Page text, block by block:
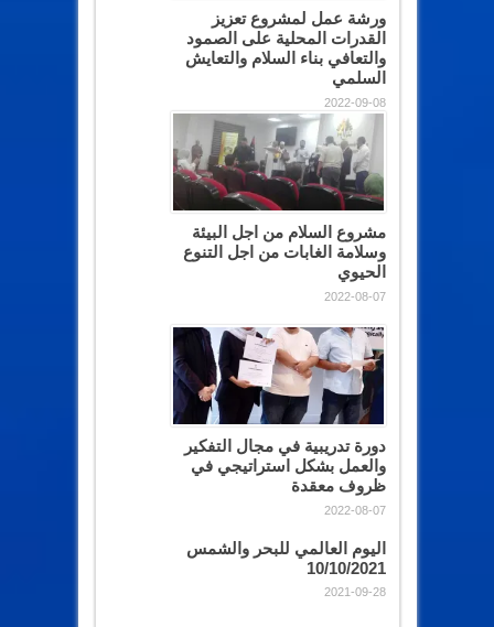
ورشة عمل لمشروع تعزيز
القدرات المحلية على الصمود
والتعافي بناء السلام والتعايش
السلمي
2022-09-08
مشروع السلام من اجل البيئة
وسلامة الغابات من اجل التنوع
الحيوي
2022-08-07
دورة تدريبية في مجال التفكير
والعمل بشكل استراتيجي في
ظروف معقدة
2022-08-07
اليوم العالمي للبحر والشمس
10/10/2021
2021-09-28